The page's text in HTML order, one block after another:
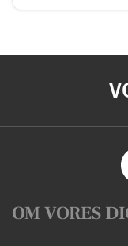
OM VORES